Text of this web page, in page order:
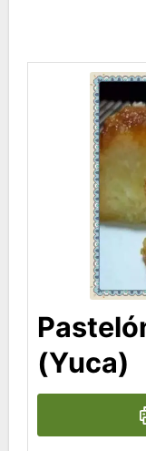
(Yuca)